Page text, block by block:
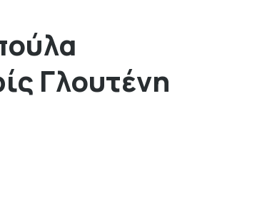
Γλουτένη